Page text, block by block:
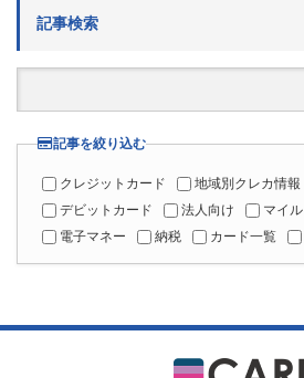
記事検索
検
記事を絞り込む
クレジットカード 地域別クレカ情報
デビットカード
法人向け マイル
電子マネー
納税 カード一覧